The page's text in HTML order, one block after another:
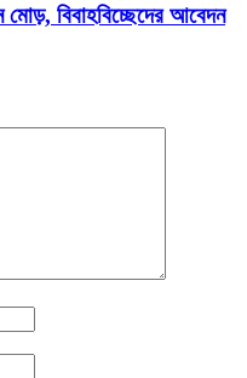
মোড়, বিবাহবিচ্ছেদের আবেদন